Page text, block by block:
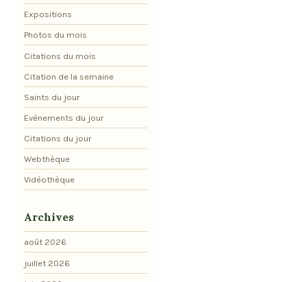
Expositions
Photos du mois
Citations du mois
Citation de la semaine
Saints du jour
Evénements du jour
Citations du jour
Webthèque
Vidéothèque
Archives
août 2026
juillet 2026